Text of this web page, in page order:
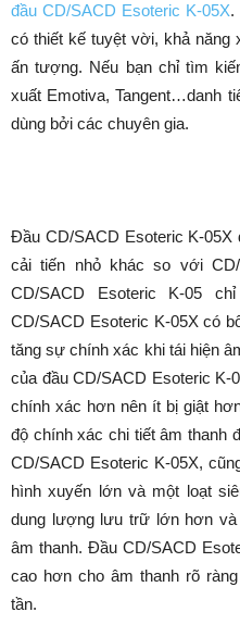
đầu CD/SACD Esoteric K-05X.
có thiết kế tuyệt vời, khả năng
ấn tượng. Nếu bạn chỉ tìm
xuất Emotiva, Tangent…danh
dùng bởi các chuyên gia.
Đầu CD/SACD Esoteric K-
cải tiến nhỏ khác so với
CD/SACD Esoteric K-05
CD/SACD Esoteric K-05X có
tăng sự chính xác khi tái hiện
của đầu CD/SACD Esoteric
chính xác hơn nên ít bị giật
độ chính xác chi tiết âm thanh
CD/SACD Esoteric K-05X,
hình xuyến lớn và một loạt
dung lượng lưu trữ lớn hơn
âm thanh. Đầu CD/SACD
cao hơn cho âm thanh rõ
tần.